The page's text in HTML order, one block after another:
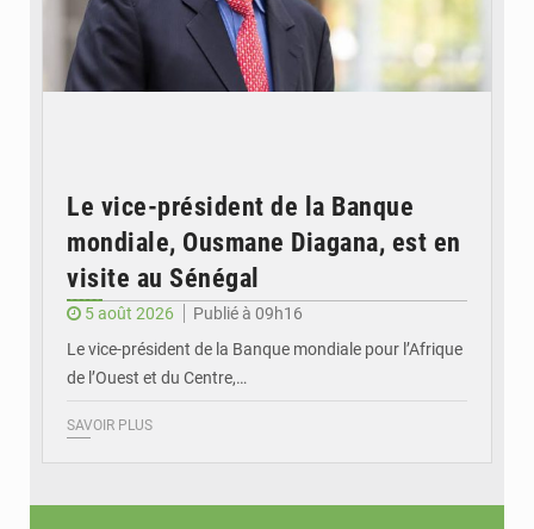
Le vice-président de la Banque
mondiale, Ousmane Diagana, est en
visite au Sénégal
5 août 2026
Publié à 09h16
Le vice-président de la Banque mondiale pour l’Afrique
de l’Ouest et du Centre,…
SAVOIR PLUS